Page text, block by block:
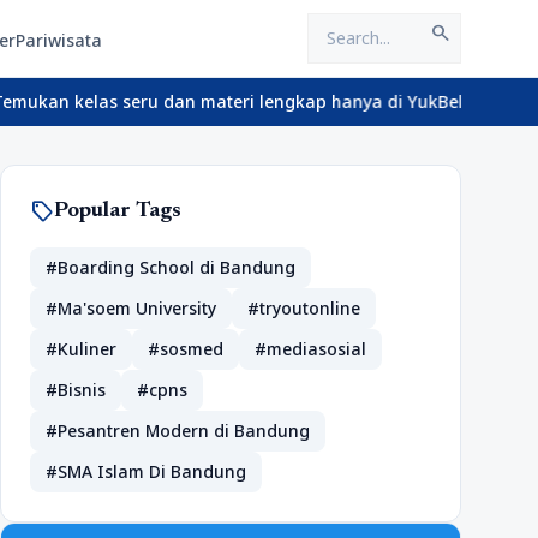
Pariwisata search
seru dan materi lengkap hanya di YukBelajar.com.
sellPopular Tags
#Boarding School di Bandung
#Ma'soem University
#tryoutonline
#Kuliner
#sosmed
#mediasosial
#Bisnis
#cpns
#Pesantren Modern di Bandung
#SMA Islam Di Bandung